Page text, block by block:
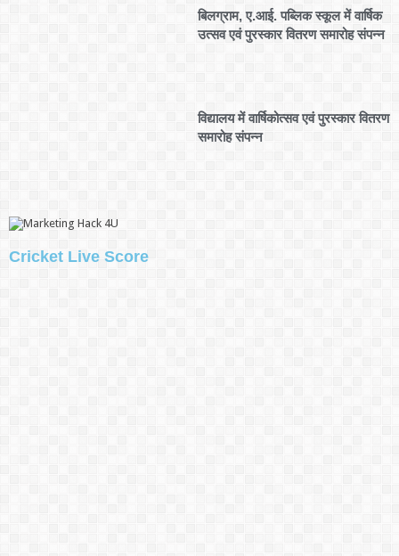
बिलग्राम, ए.आई. पब्लिक स्कूल में वार्षिक
उत्सव एवं पुरस्कार वितरण समारोह संपन्न
विद्यालय में वार्षिकोत्सव एवं पुरस्कार वितरण
समारोह संपन्न
Cricket Live Score